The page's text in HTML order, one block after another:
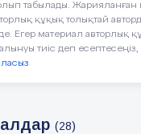
табылады.
құқық толықтай
Егер материал авторлық
тиіс деп есептесеңіз,
(28)